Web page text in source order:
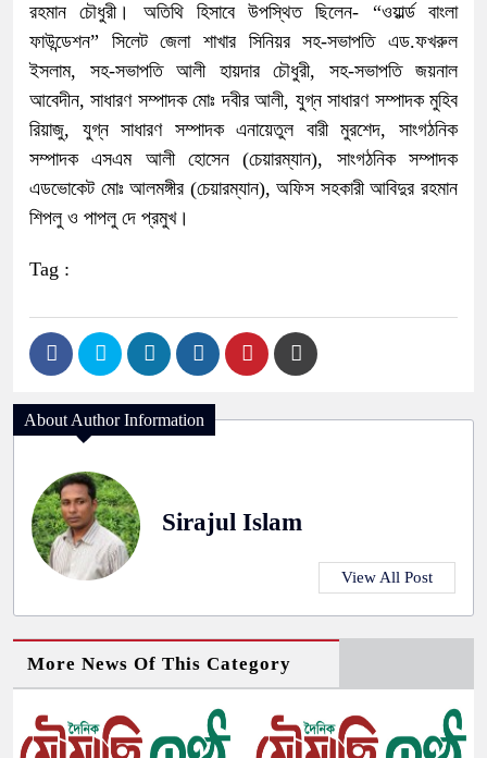
রহমান চৌধুরী। অতিথি হিসাবে উপস্থিত ছিলেন- “ওয়ার্ল্ড বাংলা
ফাউন্ডেশন” সিলেট জেলা শাখার সিনিয়র সহ-সভাপতি এড.ফখরুল
ইসলাম, সহ-সভাপতি আলী হায়দার চৌধুরী, সহ-সভাপতি জয়নাল
আবেদীন, সাধারণ সম্পাদক মোঃ দবীর আলী, যুগ্ন সাধারণ সম্পাদক মুহিব
রিয়াজু, যুগ্ন সাধারণ সম্পাদক এনায়েতুল বারী মুরশেদ, সাংগঠনিক
সম্পাদক এসএম আলী হোসেন (চেয়ারম্যান), সাংগঠনিক সম্পাদক
এডভোকেট মোঃ আলমঙ্গীর (চেয়ারম্যান), অফিস সহকারী আবিদুর রহমান
শিপলু ও পাপলু দে প্রমুখ।
Tag :
About Author Information
Sirajul Islam
View All Post
More News Of This Category